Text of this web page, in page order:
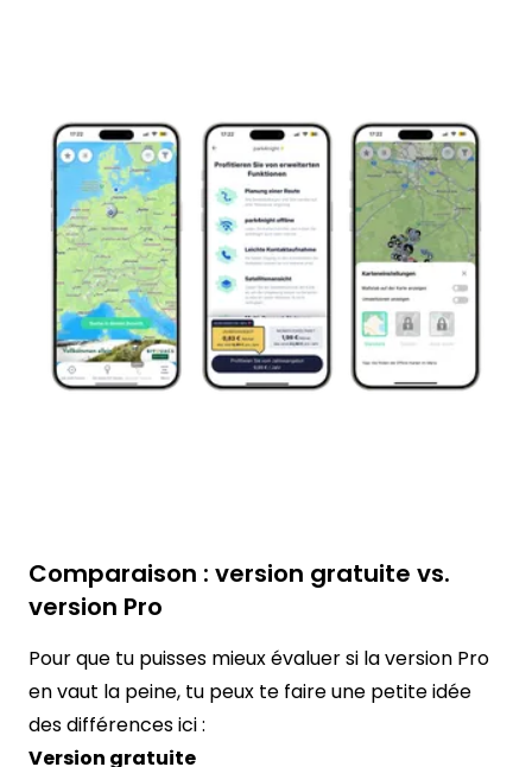
Comparaison : version gratuite vs.
version Pro
Pour que tu puisses mieux évaluer si la version Pro
en vaut la peine, tu peux te faire une petite idée
des différences ici :
Version gratuite